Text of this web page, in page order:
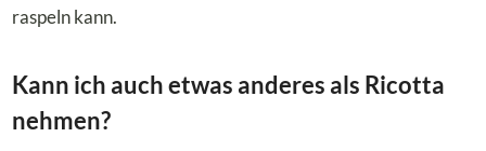
raspeln kann.
Kann ich auch etwas anderes als Ricotta
nehmen?